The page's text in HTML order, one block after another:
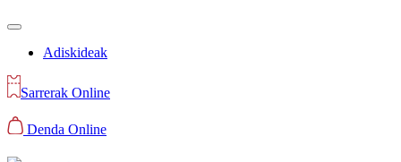
Adiskideak
Sarrerak Online
Denda Online